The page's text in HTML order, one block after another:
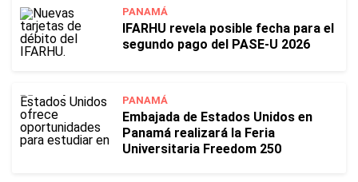
PANAMÁ
IFARHU revela posible fecha para el
segundo pago del PASE-U 2026
PANAMÁ
Embajada de Estados Unidos en
Panamá realizará la Feria
Universitaria Freedom 250